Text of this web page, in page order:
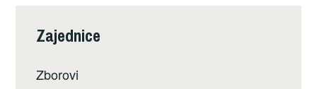
Zajednice
Zborovi